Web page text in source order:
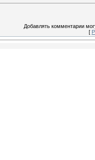
Добавлять комментарии
[